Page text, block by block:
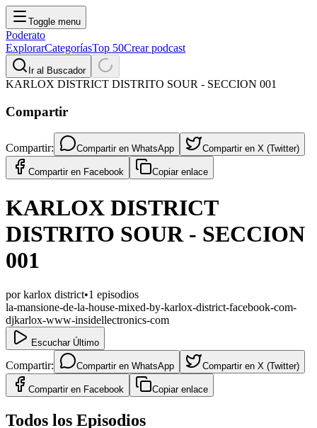
Toggle menu
Poderato
ExplorarCategoríasTop 50Crear podcast
Ir al Buscador
KARLOX DISTRICT DISTRITO SOUR - SECCION 001
Compartir
Compartir: Compartir en WhatsApp Compartir en X (Twitter)
Compartir en Facebook Copiar enlace
KARLOX DISTRICT
DISTRITO SOUR - SECCION
001
porkarlox district•1 episodios
la-mansione-de-la-house-mixed-by-karlox-district-facebook-com-
djkarlox-www-insidellectronics-com
Escuchar Último
Compartir: Compartir en WhatsApp Compartir en X (Twitter)
Compartir en Facebook Copiar enlace
Todos los Episodios